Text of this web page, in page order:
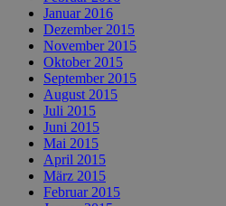
Januar 2016
Dezember 2015
November 2015
Oktober 2015
September 2015
August 2015
Juli 2015
Juni 2015
Mai 2015
April 2015
März 2015
Februar 2015